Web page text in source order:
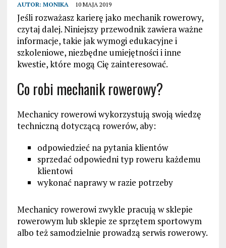
AUTOR: MONIKA 10 MAJA 2019
Jeśli rozważasz karierę jako mechanik rowerowy,
czytaj dalej. Niniejszy przewodnik zawiera ważne
informacje, takie jak wymogi edukacyjne i
szkoleniowe, niezbędne umiejętności i inne
kwestie, które mogą Cię zainteresować.
Co robi mechanik rowerowy?
Mechanicy rowerowi wykorzystują swoją wiedzę
techniczną dotyczącą rowerów, aby:
odpowiedzieć na pytania klientów
sprzedać odpowiedni typ roweru każdemu
klientowi
wykonać naprawy w razie potrzeby
Mechanicy rowerowi zwykle pracują w sklepie
rowerowym lub sklepie ze sprzętem sportowym
albo też samodzielnie prowadzą serwis rowerowy.